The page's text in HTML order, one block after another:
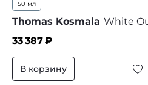
50 мл
Thomas Kosmala White
33 387₽
В корзину